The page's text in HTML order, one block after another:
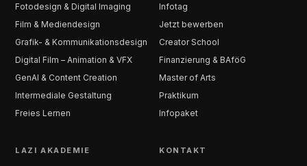
Fotodesign & Digital Imaging
Film & Mediendesign
Grafik- & Kommunikationsdesign
Digital Film – Animation & VFX
GenAI & Content Creation
Intermediale Gestaltung
Freies Lernen
Infotag
Jetzt bewerben
Creator School
Finanzierung & BAföG
Master of Arts
Praktikum
Infopaket
LAZI AKADEMIE KONTAKT